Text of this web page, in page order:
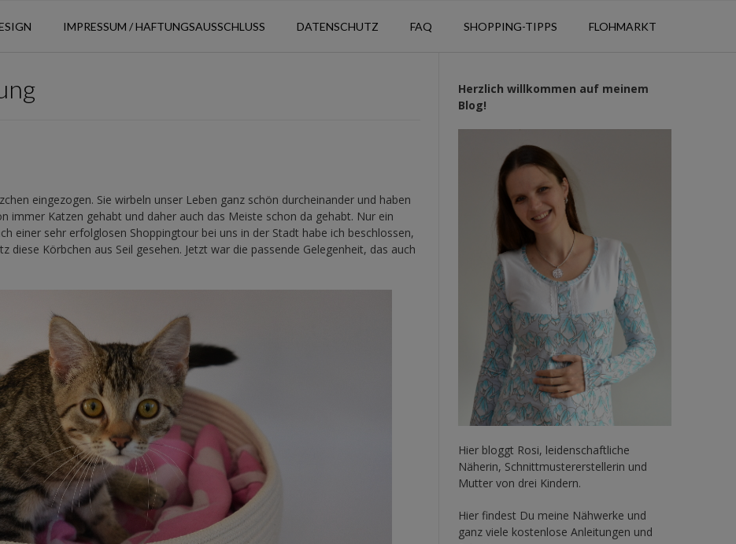
IMPRESSUM / HAFTUNGSAUSSCHLUSS DATENSCHUTZ FAQ SHOPPING-TIPPS FLOHMARKT
eingezogen. Sie wirbeln unser Leben ganz schön durcheinander und haben
immer Katzen gehabt und daher auch das Meiste schon da gehabt. Nur ein
einer sehr erfolglosen Shoppingtour bei uns in der Stadt habe ich beschlossen,
Körbchen aus Seil gesehen. Jetzt war die passende Gelegenheit, das auch
Herzlich willkommen auf meinem
Blog!
Hier bloggt Rosi, leidenschaftliche
Näherin, Schnittmustererstellerin und
Mutter von drei Kindern.
Hier findest Du meine Nähwerke und
ganz viele kostenlose Anleitungen und